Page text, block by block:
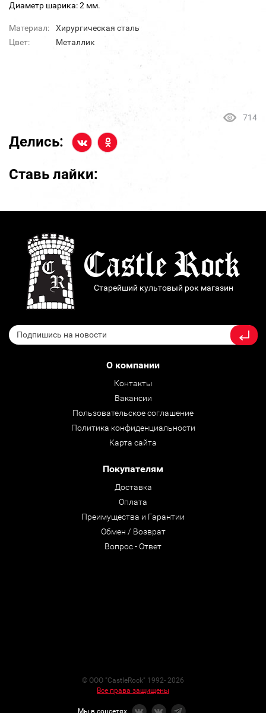
Диаметр шарика: 2 мм.
Материал:
Хирургическая сталь
Цвет:
Металлик
714
Делись:
Ставь лайки:
Старейший культовый рок магазин
О компании
Контакты
Вакансии
Пользовательское соглашение
Политика конфиденциальности
Карта сайта
Покупателям
Доставка
Оплата
Преимущества и Гарантии
Обмен / Возврат
Вопрос - Ответ
© ООО "CastleRock" 1992- 2026
Все права защищены
Мы в соцсетях